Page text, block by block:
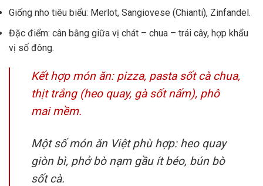
Giống nho tiêu biểu: Merlot, Sangiovese (Chianti), Zinfandel.
Đặc điểm: cân bằng giữa vị chát – chua – trái cây, hợp khẩu
vị số đông.
Kết hợp món ăn: pizza, pasta sốt cà chua,
thịt trắng (heo quay, gà sốt nấm), phô
mai mềm.
Một số món ăn Việt phù hợp: heo quay
giòn bì, phở bò nạm gầu ít béo, bún bò
sốt cà.